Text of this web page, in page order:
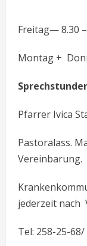
Freitag— 8.30
Montag +
Pfarrer Ivica
Pastoralass.
Vereinbarung.
jederzeit nach
Tel: 258-25-68/